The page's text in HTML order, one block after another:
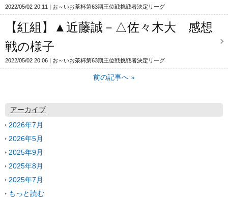
2022/05/02 20:11 お～いお茶杯第63期王位戦挑戦者決定リーグ
【紅組】▲近藤誠－△佐々木大 感想
戦の様子
2022/05/02 20:06 お～いお茶杯第63期王位戦挑戦者決定リーグ
前の記事へ »
アーカイブ
2026年7月
2026年5月
2025年9月
2025年8月
2025年7月
もっと読む